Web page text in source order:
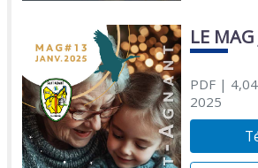
LE
PDF| 4,04
2025